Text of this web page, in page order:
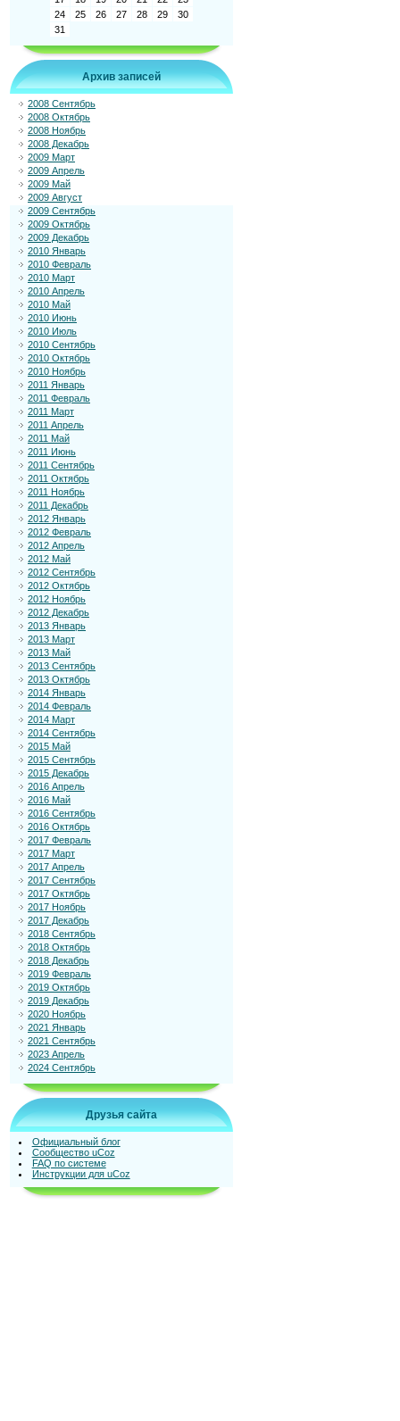
24
25 26 27 28 29
30
31
Архив записей
2008 Сентябрь
2008 Октябрь
2008 Ноябрь
2008 Декабрь
2009 Март
2009 Апрель
2009 Май
2009 Август
2009 Сентябрь
2009 Октябрь
2009 Декабрь
2010 Январь
2010 Февраль
2010 Март
2010 Апрель
2010 Май
2010 Июнь
2010 Июль
2010 Сентябрь
2010 Октябрь
2010 Ноябрь
2011 Январь
2011 Февраль
2011 Март
2011 Апрель
2011 Май
2011 Июнь
2011 Сентябрь
2011 Октябрь
2011 Ноябрь
2011 Декабрь
2012 Январь
2012 Февраль
2012 Апрель
2012 Май
2012 Сентябрь
2012 Октябрь
2012 Ноябрь
2012 Декабрь
2013 Январь
2013 Март
2013 Май
2013 Сентябрь
2013 Октябрь
2014 Январь
2014 Февраль
2014 Март
2014 Сентябрь
2015 Май
2015 Сентябрь
2015 Декабрь
2016 Апрель
2016 Май
2016 Сентябрь
2016 Октябрь
2017 Февраль
2017 Март
2017 Апрель
2017 Сентябрь
2017 Октябрь
2017 Ноябрь
2017 Декабрь
2018 Сентябрь
2018 Октябрь
2018 Декабрь
2019 Февраль
2019 Октябрь
2019 Декабрь
2020 Ноябрь
2021 Январь
2021 Сентябрь
2023 Апрель
2024 Сентябрь
Друзья сайта
Официальный блог
Сообщество uCoz
FAQ по системе
Инструкции для uCoz